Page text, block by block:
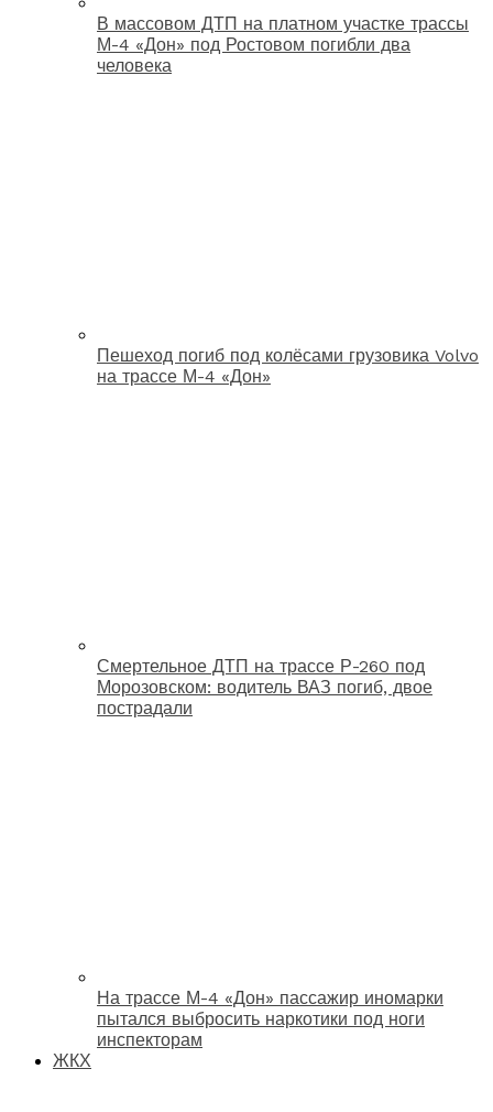
В массовом ДТП на платном участке трассы
М-4 «Дон» под Ростовом погибли два
человека
Пешеход погиб под колёсами грузовика Volvo
на трассе М-4 «Дон»
Смертельное ДТП на трассе Р-260 под
Морозовском: водитель ВАЗ погиб, двое
пострадали
На трассе М-4 «Дон» пассажир иномарки
пытался выбросить наркотики под ноги
инспекторам
ЖКХ